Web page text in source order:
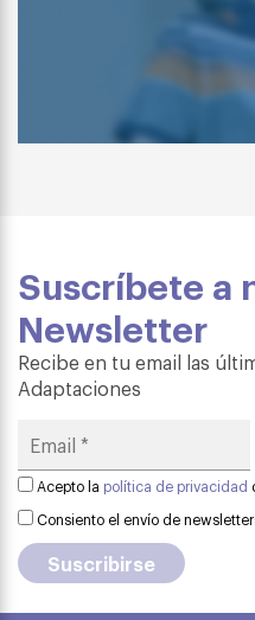
Suscríbete a
Newsletter
Recibe en tu email las
Adaptaciones
Acepto la política de privacidad
Consiento el envío de